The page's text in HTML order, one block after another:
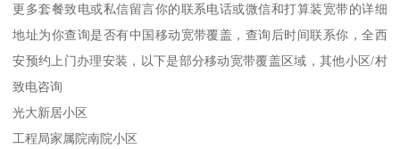
更多套餐致电或私信留言你的联系电话或微信和打算装宽带的详细
地址为你查询是否有中国移动宽带覆盖，查询后时间联系你，全西
安预约上门办理安装，以下是部分移动宽带覆盖区域，其他小区/村
致电咨询
光大新居小区
工程局家属院南院小区